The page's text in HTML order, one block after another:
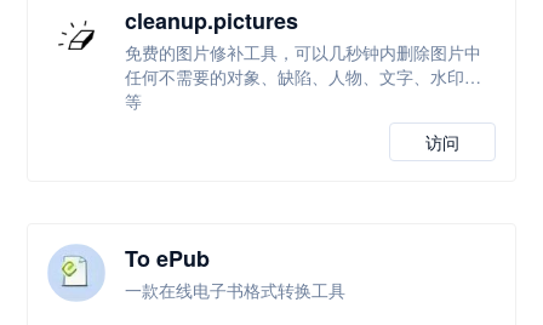
cleanup.pictures
免费的图片修补工具，可以几秒钟内删除图片中
任何不需要的对象、缺陷、人物、文字、水印等
等
访问
To ePub
一款在线电子书格式转换工具